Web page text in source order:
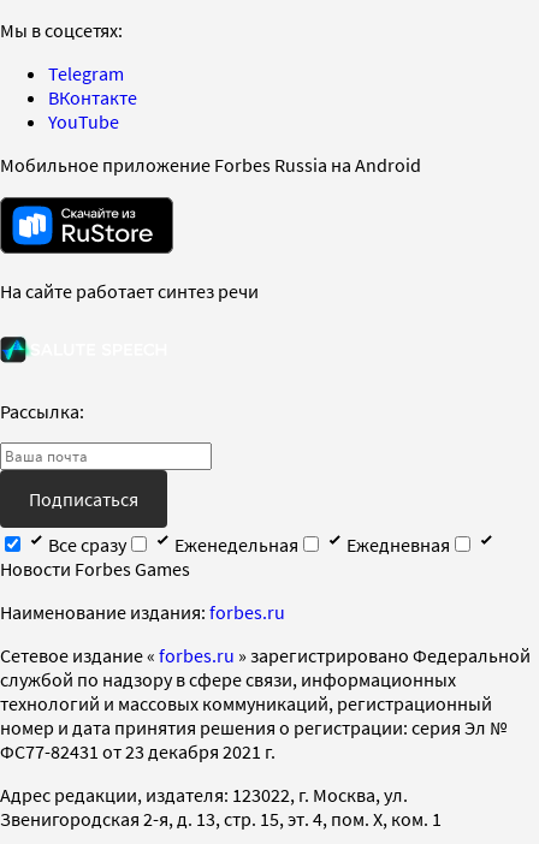
Мы в соцсетях:
Telegram
ВКонтакте
YouTube
Мобильное приложение Forbes Russia на Android
На сайте работает синтез речи
Рассылка:
Подписаться
Все сразу
Еженедельная
Ежедневная
Новости Forbes Games
Наименование издания: forbes.ru
Cетевое издание « forbes.ru » зарегистрировано Федеральной
службой по надзору в сфере связи, информационных
технологий и массовых коммуникаций, регистрационный
номер и дата принятия решения о регистрации: серия Эл №
ФС77-82431 от 23 декабря 2021 г.
Адрес редакции, издателя: 123022, г. Москва, ул.
Звенигородская 2-я, д. 13, стр. 15, эт. 4, пом. X, ком. 1